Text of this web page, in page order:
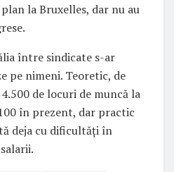
la Bruxelles, dar nu au
între sindicate s-ar
pe nimeni. Teoretic, de
de locuri de muncă la
în prezent, dar practic
deja cu dificultăți în